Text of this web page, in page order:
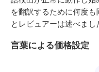
を翻訳するために何度
とレビュアーは述べまし
言葉による価格設定